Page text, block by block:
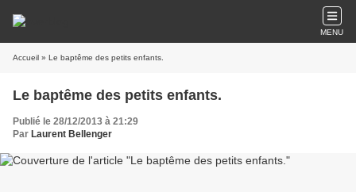
MENU
Accueil » Le baptême des petits enfants.
Le baptême des petits enfants.
Publié le 28/12/2013 à 21:29
Par Laurent Bellenger